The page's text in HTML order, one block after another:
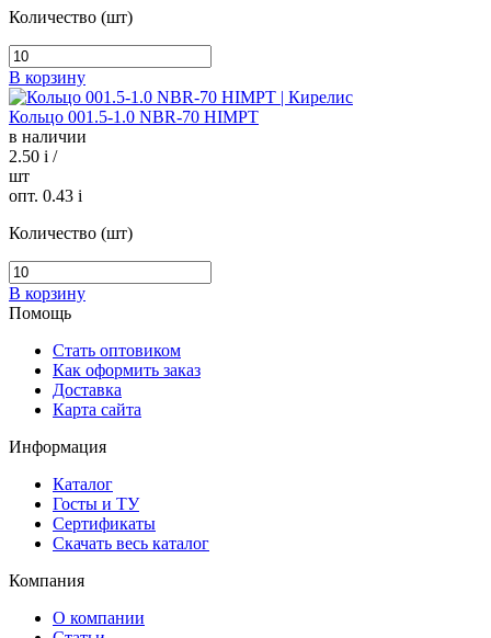
Количество (шт)
В корзину
Кольцо 001.5-1.0 NBR-70 HIMPT
в наличии
2.50 i /
шт
опт. 0.43 i
Количество (шт)
В корзину
Помощь
Стать оптовиком
Как оформить заказ
Доставка
Карта сайта
Информация
Каталог
Госты и ТУ
Сертификаты
Скачать весь каталог
Компания
О компании